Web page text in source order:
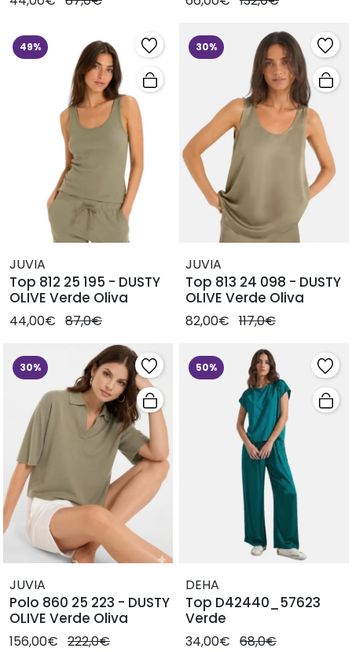
49%
JUVIA
Top 812 25 195 - DUSTY
OLIVE Verde Oliva
44,00€ 87,0€
30%
JUVIA
Top 813 24 098 - DUSTY
OLIVE Verde Oliva
82,00€ 117,0€
30%
JUVIA
Polo 860 25 223 - DUSTY
OLIVE Verde Oliva
156,00€ 222,0€
50%
DEHA
Top D42440_57623
Verde
34,00€ 68,0€